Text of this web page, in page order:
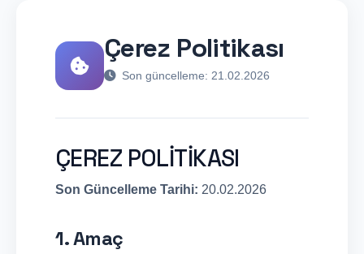
Çerez Politikası
Son güncelleme: 21.02.2026
ÇEREZ POLİTİKASI
Son Güncelleme Tarihi: 20.02.2026
1. Amaç